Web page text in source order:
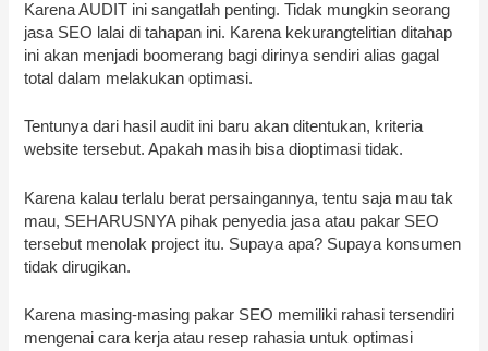
Karena AUDIT ini sangatlah penting. Tidak mungkin seorang
jasa SEO lalai di tahapan ini. Karena kekurangtelitian ditahap
ini akan menjadi boomerang bagi dirinya sendiri alias gagal
total dalam melakukan optimasi.
Tentunya dari hasil audit ini baru akan ditentukan, kriteria
website tersebut. Apakah masih bisa dioptimasi tidak.
Karena kalau terlalu berat persaingannya, tentu saja mau tak
mau, SEHARUSNYA pihak penyedia jasa atau pakar SEO
tersebut menolak project itu. Supaya apa? Supaya konsumen
tidak dirugikan.
Karena masing-masing pakar SEO memiliki rahasi tersendiri
mengenai cara kerja atau resep rahasia untuk optimasi